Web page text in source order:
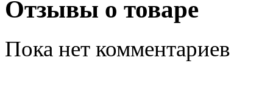
Отзывы о товаре
Пока нет комментариев